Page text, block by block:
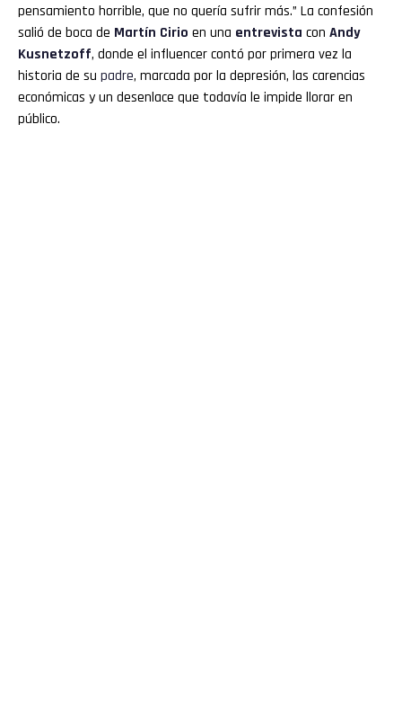
pensamiento horrible, que no quería sufrir más.” La confesión
salió de boca de Martín Cirio en una entrevista con Andy
Kusnetzoff, donde el influencer contó por primera vez la
historia de su padre, marcada por la depresión, las carencias
económicas y un desenlace que todavía le impide llorar en
público.